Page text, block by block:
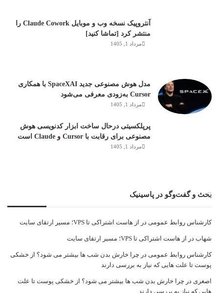
آنتروپیک نسخه وب و موبایل Claude Cowork را
منتشر کرد [تماشا کنید]
مرداد 1, 1405
مدل هوش مصنوعی جدید SpaceXAI با همکاری
Cursor به‌زودی معرفی می‌شود
مرداد 1, 1405
پرپلکسیتی درحال ساخت ابزار کدنویسی هوش
مصنوعی برای رقابت با Cursor و Claude است
مرداد 1, 1405
بحث و گفت‌وگو در پاسینیک
کارشناس روابط عمومی در از هاست اشتراکی تا VPS؛ مسیر ارتقای سایت
شهاب در از هاست اشتراکی تا VPS؛ مسیر ارتقای سایت
کارشناس روابط عمومی در چرا خارش بدن شب ها بیشتر می شود؟ از خشکی
پوست تا علت هایی که نیاز به بررسی دارند
اصغری در چرا خارش بدن شب ها بیشتر می شود؟ از خشکی پوست تا علت
هایی که نیاز به بررسی دارند